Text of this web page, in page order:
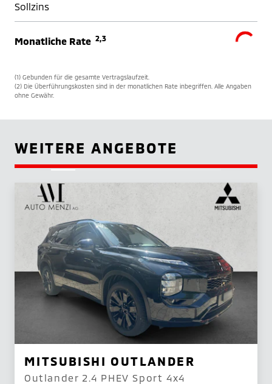
Sollzins
Monatliche Rate 2,3
(1) Gebunden für die gesamte Vertragslaufzeit.
(2) Die Überführungskosten sind in der monatlichen Rate inbegriffen. Alle Angaben
ohne Gewähr.
WEITERE ANGEBOTE
MITSUBISHI OUTLANDER
Outlander 2.4 PHEV Sport 4x4